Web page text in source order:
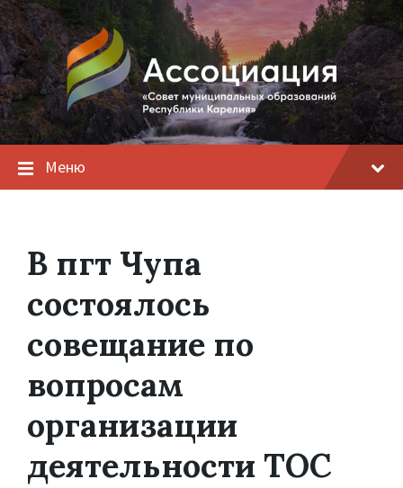
Меню
В пгт Чупа
состоялось
совещание по
вопросам
организации
деятельности ТОС